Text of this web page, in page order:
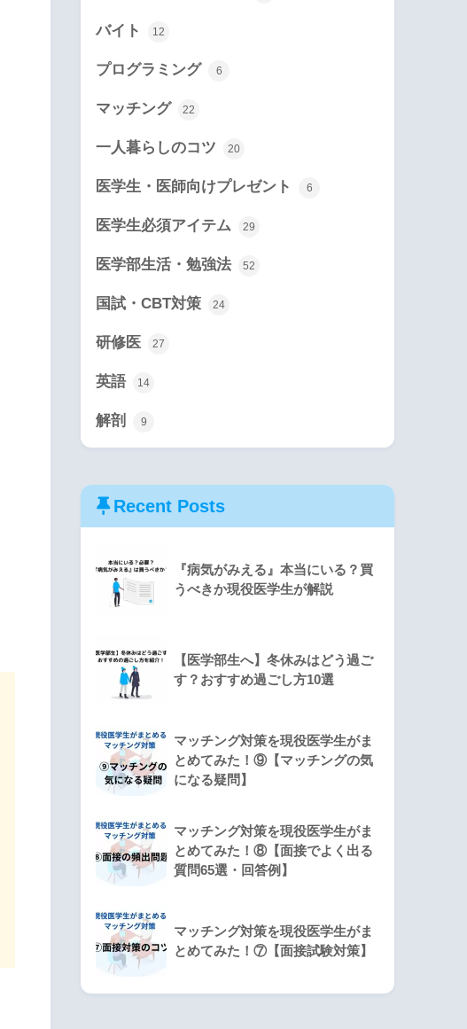
バイト 12
プログラミング 6
マッチング 22
一人暮らしのコツ 20
医学生・医師向けプレゼント 6
医学生必須アイテム 29
医学部生活・勉強法 52
国試・CBT対策 24
研修医 27
英語 14
解剖 9
Recent Posts
『病気がみえる』本当にいる？買
うべきか現役医学生が解説
【医学部生へ】冬休みはどう過ご
す？おすすめ過ごし方10選
マッチング対策を現役医学生がま
とめてみた！⑨【マッチングの気
になる疑問】
マッチング対策を現役医学生がま
とめてみた！⑧【面接でよく出る
質問65選・回答例】
マッチング対策を現役医学生がま
とめてみた！⑦【面接試験対策】